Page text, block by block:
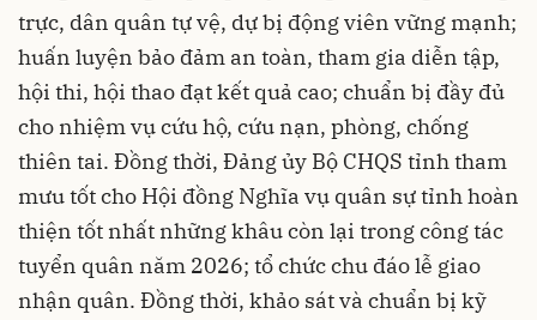
trực, dân quân tự vệ, dự bị động viên vững mạnh;
huấn luyện bảo đảm an toàn, tham gia diễn tập,
hội thi, hội thao đạt kết quả cao; chuẩn bị đầy đủ
cho nhiệm vụ cứu hộ, cứu nạn, phòng, chống
thiên tai. Đồng thời, Đảng ủy Bộ CHQS tỉnh tham
mưu tốt cho Hội đồng Nghĩa vụ quân sự tỉnh hoàn
thiện tốt nhất những khâu còn lại trong công tác
tuyển quân năm 2026; tổ chức chu đáo lễ giao
nhận quân. Đồng thời, khảo sát và chuẩn bị kỹ